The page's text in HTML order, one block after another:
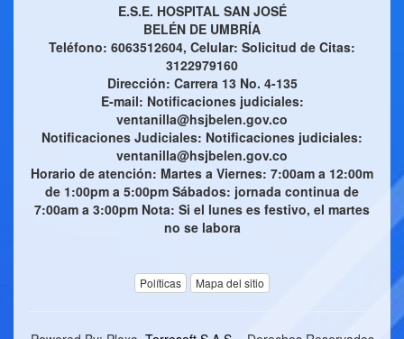
E.S.E. HOSPITAL SAN JOSÉ
BELÉN DE UMBRÍA
Teléfono: 6063512604, Celular: Solicitud de Citas:
3122979160
Dirección: Carrera 13 No. 4-135
E-mail: Notificaciones judiciales:
ventanilla@hsjbelen.gov.co
Notificaciones Judiciales: Notificaciones judiciales:
ventanilla@hsjbelen.gov.co
Horario de atención: Martes a Viernes: 7:00am a 12:00m
de 1:00pm a 5:00pm Sábados: jornada continua de
7:00am a 3:00pm Nota: Si el lunes es festivo, el martes
no se labora
Políticas Mapa del sitio